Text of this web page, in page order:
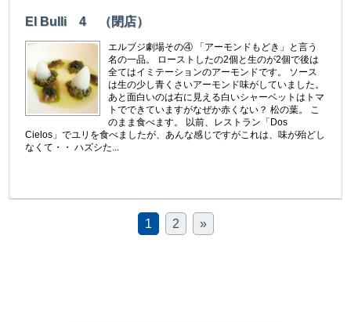
El Bulli 4 （閉店）
エルブジ劇場その④ 「アーモンドもどき」と言う
名の一品。 ローストしたの2個と生のが2個で後は
全てはイミテーションのアーモンドです。 ソース
は生の少し青くさいアーモンド味がしていました。
あと面白いのは右に見える白いシャーベットはトマ
トでできていますがなぜか赤くない？ 松の葉。 こ
のまま食べます。 以前、レストラン「Dos
Cielos」でユリを食べましたが、あんな感じですがこれは、味が殆どし
なくて・・ ハズシた...
1 2 »